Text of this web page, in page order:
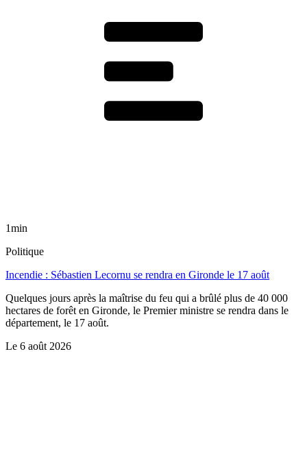
1min
Politique
Incendie : Sébastien Lecornu se rendra en Gironde le 17 août
Quelques jours après la maîtrise du feu qui a brûlé plus de 40 000
hectares de forêt en Gironde, le Premier ministre se rendra dans le
département, le 17 août.
Le 6 août 2026